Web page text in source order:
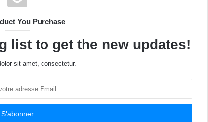
You Purchase
list to get the new updates!
sit amet, consectetur.